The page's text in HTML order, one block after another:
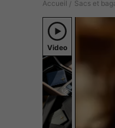
Accueil / Sacs et
Video